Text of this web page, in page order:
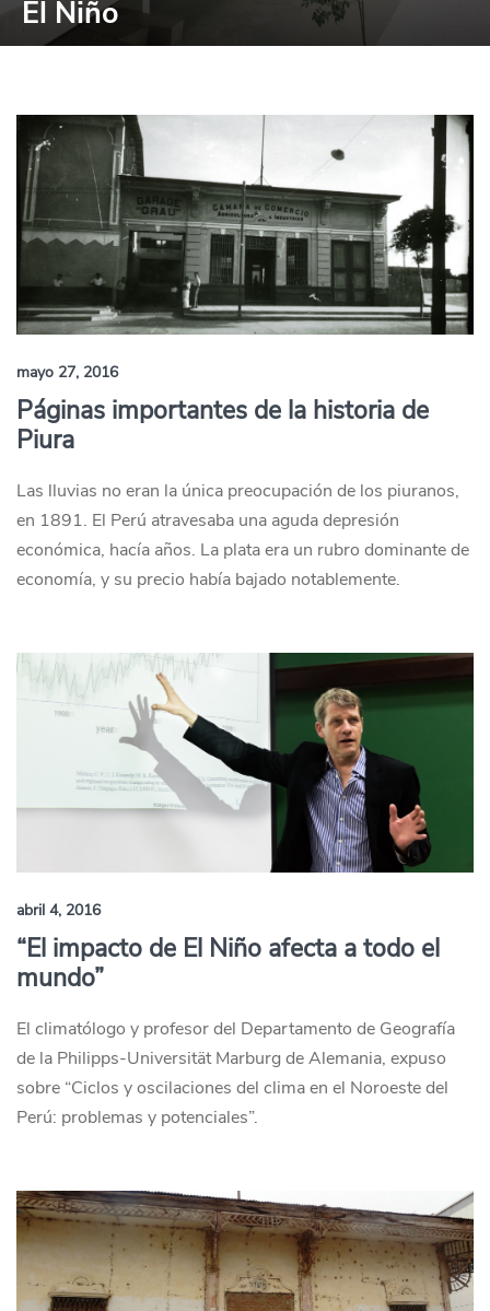
El Niño
mayo 27, 2016
Páginas importantes de la historia de
Piura
Las lluvias no eran la única preocupación de los piuranos,
en 1891. El Perú atravesaba una aguda depresión
económica, hacía años. La plata era un rubro dominante de
economía, y su precio había bajado notablemente.
abril 4, 2016
“El impacto de El Niño afecta a todo el
mundo”
El climatólogo y profesor del Departamento de Geografía
de la Philipps-Universität Marburg de Alemania, expuso
sobre “Ciclos y oscilaciones del clima en el Noroeste del
Perú: problemas y potenciales”.